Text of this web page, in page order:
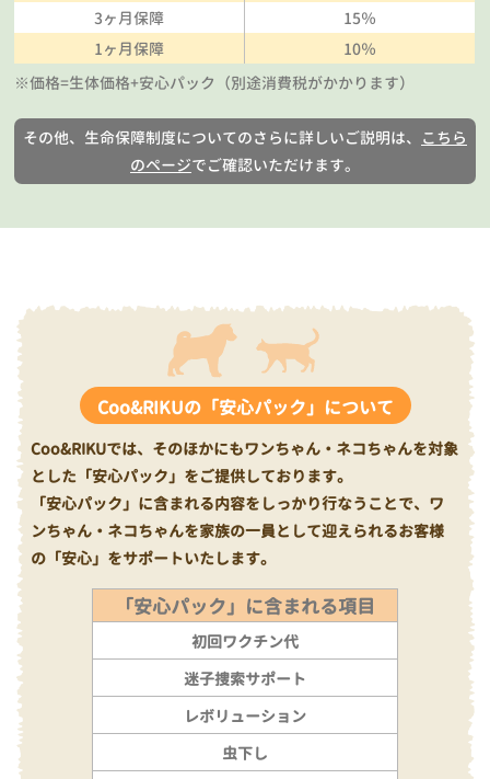
3ヶ月保障
15％
1ヶ月保障
10％
※価格=生体価格+安心パック（別途消費税がかかります）
その他、生命保障制度についてのさらに詳しいご説明は、 こちら
のページでご確認いただけます。
Coo&RIKUの「安心パック」について
Coo&RIKUでは、そのほかにもワンちゃん・ネコちゃんを対象
とした「安心パック」をご提供しております。
「安心パック」に含まれる内容をしっかり行なうことで、ワ
ンちゃん・ネコちゃんを家族の一員として迎えられるお客様
の「安心」をサポートいたします。
「安心パック」に含まれる項目
初回ワクチン代
迷子捜索サポート
レボリューション
虫下し